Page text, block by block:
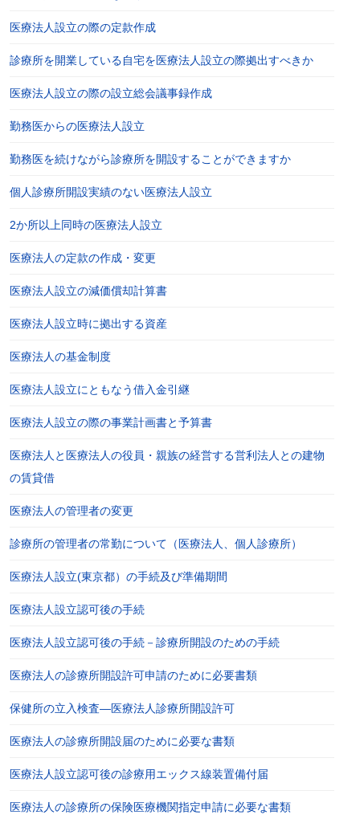
医療法人設立の際の定款作成
診療所を開業している自宅を医療法人設立の際拠出すべきか
医療法人設立の際の設立総会議事録作成
勤務医からの医療法人設立
勤務医を続けながら診療所を開設することができますか
個人診療所開設実績のない医療法人設立
2か所以上同時の医療法人設立
医療法人の定款の作成・変更
医療法人設立の減価償却計算書
医療法人設立時に拠出する資産
医療法人の基金制度
医療法人設立にともなう借入金引継
医療法人設立の際の事業計画書と予算書
医療法人と医療法人の役員・親族の経営する営利法人との建物
の賃貸借
医療法人の管理者の変更
診療所の管理者の常勤について（医療法人、個人診療所）
医療法人設立(東京都）の手続及び準備期間
医療法人設立認可後の手続
医療法人設立認可後の手続－診療所開設のための手続
医療法人の診療所開設許可申請のために必要書類
保健所の立入検査―医療法人診療所開設許可
医療法人の診療所開設届のために必要な書類
医療法人設立認可後の診療用エックス線装置備付届
医療法人の診療所の保険医療機関指定申請に必要な書類